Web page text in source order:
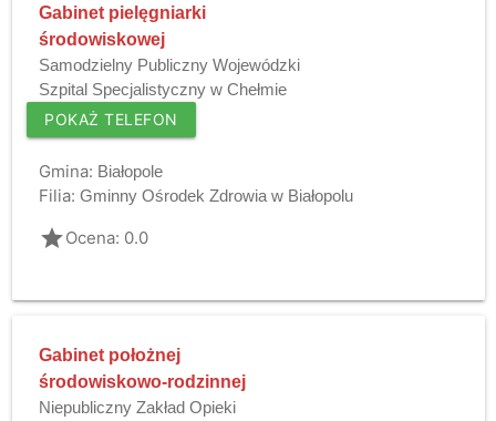
Gabinet pielęgniarki
środowiskowej
Samodzielny Publiczny Wojewódzki
Szpital Specjalistyczny w Chełmie
POKAŻ TELEFON
Gmina: Białopole
Filia: Gminny Ośrodek Zdrowia w Białopolu
gradeOcena: 0.0
Gabinet położnej
środowiskowo-rodzinnej
Niepubliczny Zakład Opieki